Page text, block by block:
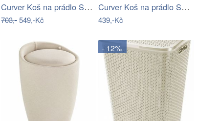
Curver Koš na prádlo STYLE RATTAN 60L -…
703,-549,-Kč
Curver Koš na prádlo STYLE RATTAN 40L -…
439,-Kč
- 12%